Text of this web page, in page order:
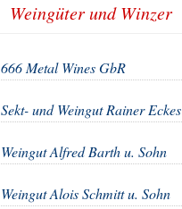
Weingüter und Winzer
666 Metal Wines GbR
Sekt- und Weingut Rainer Eckes
Weingut Alfred Barth u. Sohn
Weingut Alois Schmitt u. Sohn